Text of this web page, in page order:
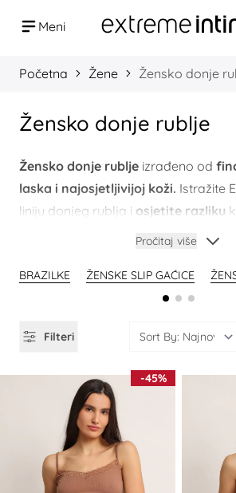
Preskoči na sadržaj
Meni
Početna Žene Žensko donje
Žensko donje rublje
Žensko donje rublje izrađeno od
laska i najosjetljivijoj koži. Istražite
liniju donjeg rublja i osjetite razliku
može donijeti. Nabavite svoje
Pročitaj više
BRAZILKE ŽENSKE SLIP GAĆICE
Filteri
-45%